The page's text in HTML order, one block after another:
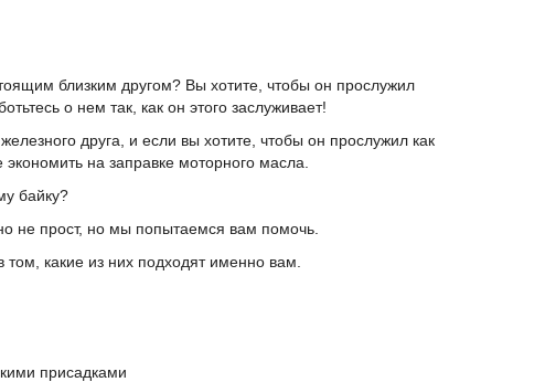
близким другом? Вы хотите, чтобы он прослужил
о нем так, как он этого заслуживает!
друга, и если вы хотите, чтобы он прослужил как
на заправке моторного масла.
байку?
не прост, но мы попытаемся вам помочь.
какие из них подходят именно вам.
присадками